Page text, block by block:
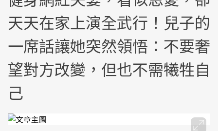
天天在家上演全武行！兒子的
一席話讓她突然領悟：不要奢
望對方改變，但也不需犧牲自
己